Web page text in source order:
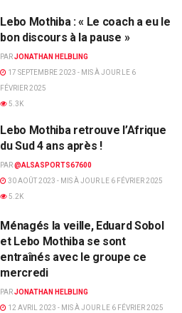
Lebo Mothiba : « Le coach a eu le
bon discours à la pause »
PARJONATHAN HELBLING
17 SEPTEMBRE 2023 - MIS À JOUR LE 6
FÉVRIER 2025
5.3K
Lebo Mothiba retrouve l’Afrique
du Sud 4 ans après !
PAR@ALSASPORTS67600
30 AOÛT 2023 - MIS À JOUR LE 6 FÉVRIER 2025
5.2K
Ménagés la veille, Eduard Sobol
et Lebo Mothiba se sont
entraînés avec le groupe ce
mercredi
PARJONATHAN HELBLING
12 AVRIL 2023 - MIS À JOUR LE 6 FÉVRIER 2025